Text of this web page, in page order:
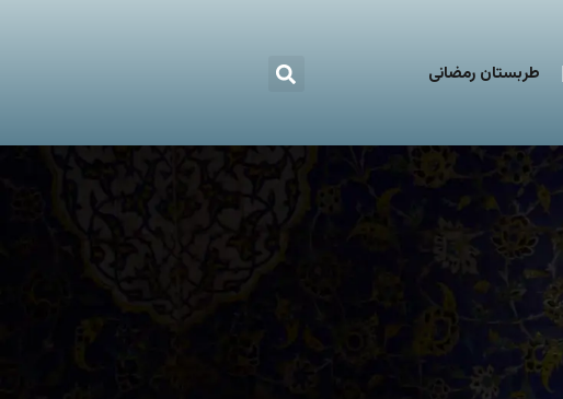
طربستان رمضانی